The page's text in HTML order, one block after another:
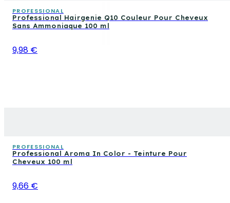
PROFESSIONAL
Professional Hairgenie Q10 Couleur Pour Cheveux
Sans Ammoniaque 100 ml
9,98 €
PROFESSIONAL
Professional Aroma In Color - Teinture Pour
Cheveux 100 ml
9,66 €